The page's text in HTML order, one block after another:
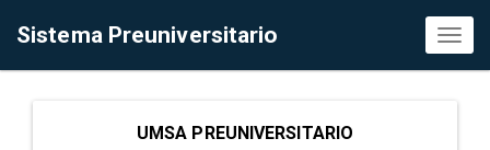
Sistema Preuniversitario
UMSA PREUNIVERSITARIO